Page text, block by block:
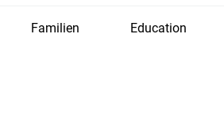
Familien Education